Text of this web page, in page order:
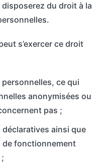
du droit à la
s’exercer ce droit
ce qui
anonymisées ou
pas ;
ainsi que
de fonctionnement